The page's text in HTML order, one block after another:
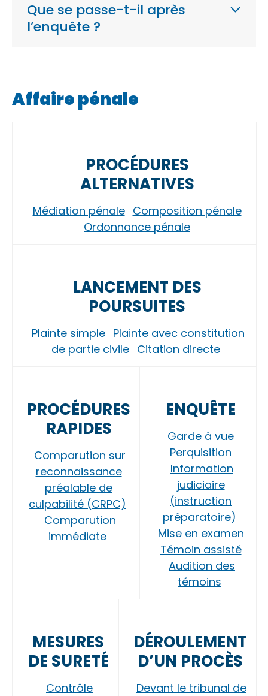
Que se passe-t-il après
l’enquête ?
Affaire pénale
PROCÉDURES
ALTERNATIVES
Médiation pénale Composition pénale
Ordonnance pénale
LANCEMENT DES
POURSUITES
Plainte simple Plainte avec constitution
de partie civile Citation directe
PROCÉDURES
RAPIDES
Comparution sur
reconnaissance
préalable de
culpabilité (CRPC)
Comparution
immédiate
ENQUÊTE
Garde à vue
Perquisition
Information
judiciaire
(instruction
préparatoire)
Mise en examen
Témoin assisté
Audition des
témoins
MESURES
DE SURETÉ
Contrôle
DÉROULEMENT
D’UN PROCÈS
Devant le tribunal de